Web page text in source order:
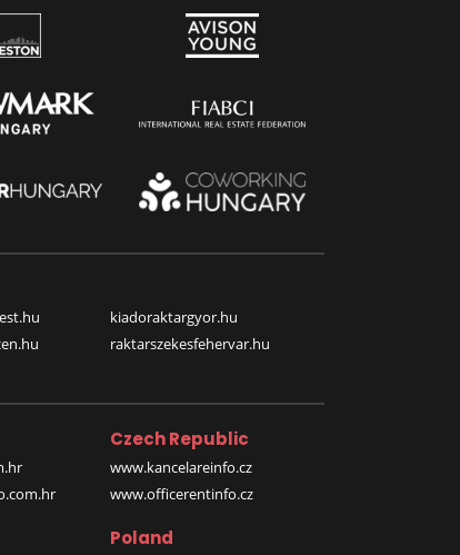
kiadoraktargyor.hu
raktarszekesfehervar.hu
Czech Republic
www.kancelareinfo.cz
www.officerentinfo.cz
Poland